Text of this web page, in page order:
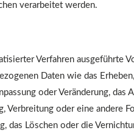
verarbeitet werden.
Verfahren ausgeführte
Daten wie das
oder Veränderung, das
Verbreitung oder eine andere
das Löschen oder die